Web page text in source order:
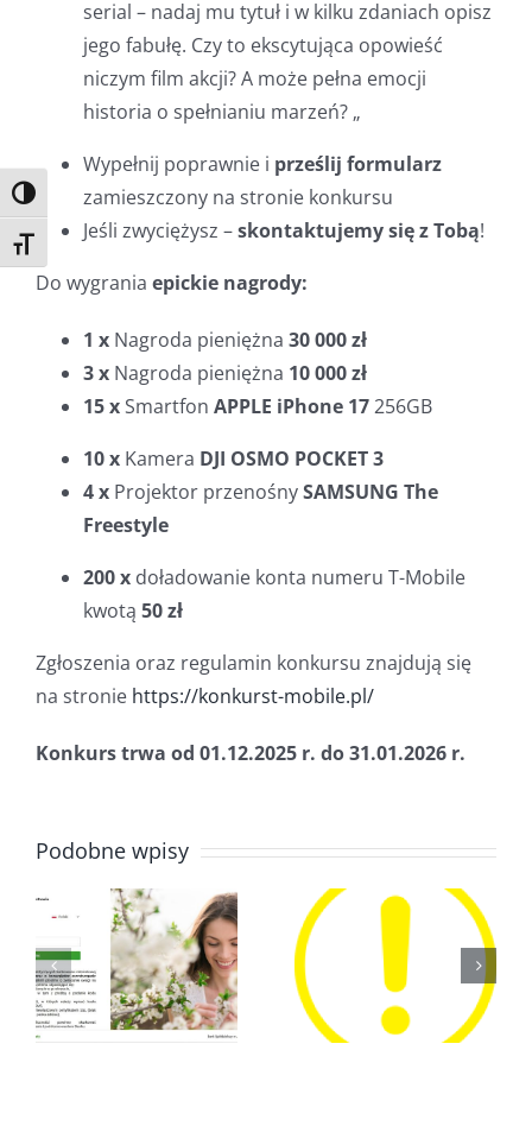
Toggle High Contrast
Toggle Font size
serial – nadaj mu tytuł i w kilku zdaniach opisz
jego fabułę. Czy to ekscytująca opowieść
niczym film akcji? A może pełna emocji
historia o spełnianiu marzeń? „
Wypełnij poprawnie i prześlij formularz
zamieszczony na stronie konkursu
Jeśli zwyciężysz –skontaktujemy się z Tobą!
Do wygrania epickie nagrody:
1 x Nagroda pieniężna 30 000 zł
3 x Nagroda pieniężna 10 000 zł
15 xSmartfon APPLE iPhone 17256GB
10 x Kamera DJI OSMO POCKET 3
4 x Projektor przenośnySAMSUNG The
Freestyle
200 x doładowanie konta numeru T-Mobile
kwotą 50 zł
Zgłoszenia oraz regulamin konkursu znajdują się
na stronie https://konkurst-mobile.pl/
Konkurs trwa od 01.12.2025 r. do 31.01.2026 r.
Podobne wpisy
Informacja
dla
Członków
KONTO
TWÓJ
BIZNES